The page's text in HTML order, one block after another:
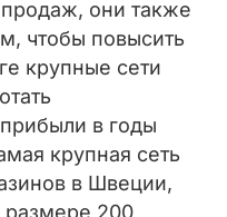
они также
чтобы повысить
крупные сети
в годы
крупная сеть
в Швеции,
размере 200